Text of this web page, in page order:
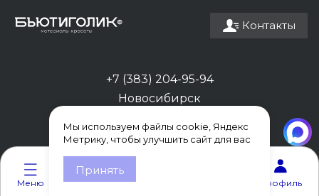
Меню Каталог Корзина Профиль
Контакты
+7 (383) 204-95-94
Новосибирск
Мы используем файлы cookie, Яндекс
Метрику, чтобы улучшить сайт для вас
Принять